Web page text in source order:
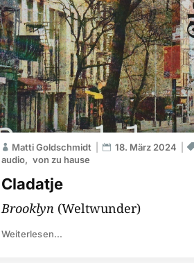
Cladatje
Matti Goldschmidt
18. März 2024
audio
von zu hause
Brooklyn(Weltwunder)
Weiterlesen...